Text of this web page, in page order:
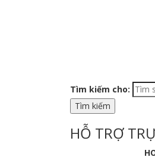
Tìm kiếm cho:
HỖ TRỢ